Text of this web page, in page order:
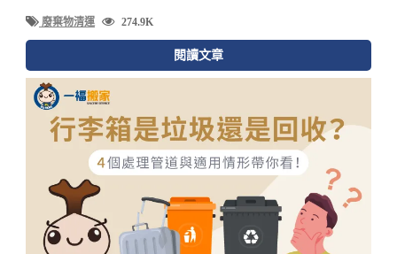
廢棄物清運 274.9K
閱讀文章